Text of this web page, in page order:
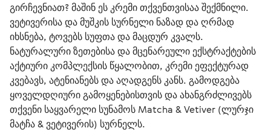
გირჩევნიათ? მაშინ ეს კრემი თქვენთვისაა შექმნილი.
ვეტივერისა და მუშკის სურნელი ნაზად და ღრმად
იხსნება, ტოვებს სუფთა და მაცდურ კვალს.
ნატურალური ზეთებისა და მცენარეული ექსტრაქტების
აქტიური კომპლექსის წყალობით, კრემი ეფექტურად
კვებავს, ატენიანებს და აღადგენს კანს. გამოდგება
ყოველდღიური გამოყენებისთვის და ახანგრძლივებს
თქვენი საყვარელი სუნამოს Matcha & Vetiver (ლურჯი
მატჩა & ვეტივერის) სურნელს.